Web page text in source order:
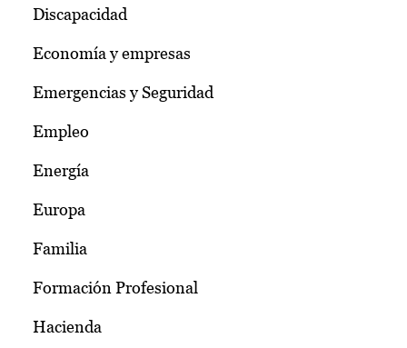
Discapacidad
Economía y empresas
Emergencias y Seguridad
Empleo
Energía
Europa
Familia
Formación Profesional
Hacienda